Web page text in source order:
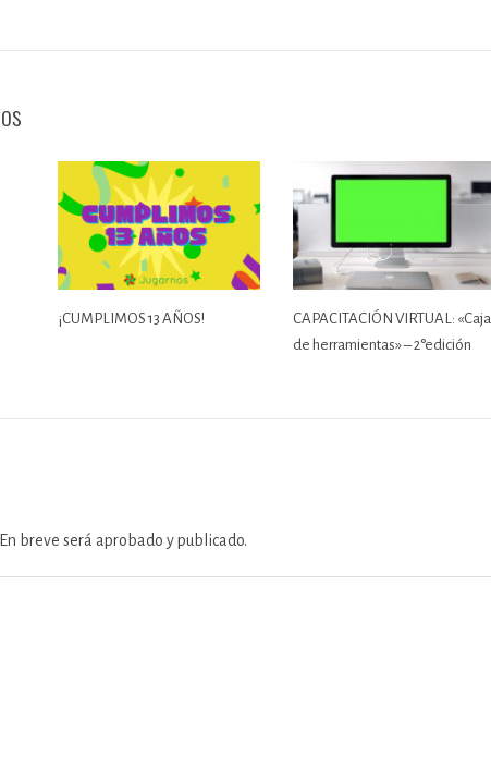
¡CUMPLIMOS 13 AÑOS!
CAPACITACIÓN VIRTUAL: «Caja
de herramientas» – 2°edición
breve será aprobado y publicado.